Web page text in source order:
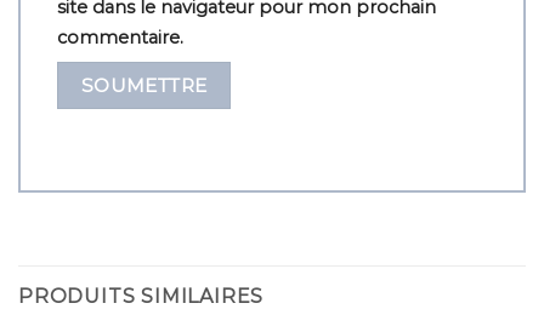
site dans le navigateur pour mon prochain
commentaire.
PRODUITS SIMILAIRES